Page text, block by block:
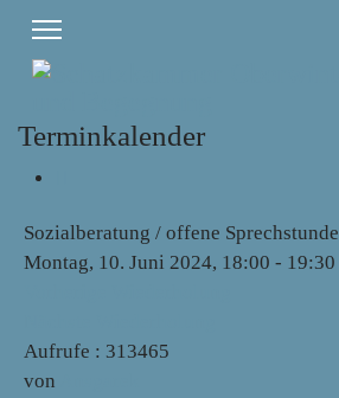
Terminkalender
Sozialberatung / offene Sprechstunde
Montag, 10. Juni 2024, 18:00 - 19:30
Aufrufe : 313465
von